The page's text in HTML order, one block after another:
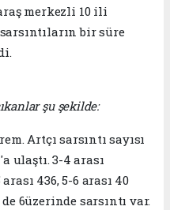
merkezli 10 ili
bir süre
şu şekilde:
Artçı sarsıntı sayısı
ulaştı. 3-4 arası
436, 5-6 arası 40
6üzerinde sarsıntı var.